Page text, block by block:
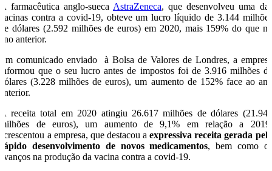
A farmacêutica anglo-sueca AstraZeneca, que desenvolveu uma das
vacinas contra a covid-19, obteve um lucro líquido de 3.144 milhões
de dólares (2.592 milhões de euros) em 2020, mais 159% do que no
ano anterior.
Em comunicado enviado à Bolsa de Valores de Londres, a empresa
informou que o seu lucro antes de impostos foi de 3.916 milhões de
dólares (3.228 milhões de euros), um aumento de 152% face ao ano
anterior.
A receita total em 2020 atingiu 26.617 milhões de dólares (21.945
milhões de euros), um aumento de 9,1% em relação a 2019,
acrescentou a empresa, que destacou aexpressiva receita gerada pelo
rápido desenvolvimento de novos medicamentos, bem como os
avanços na produção da vacina contra a covid-19.